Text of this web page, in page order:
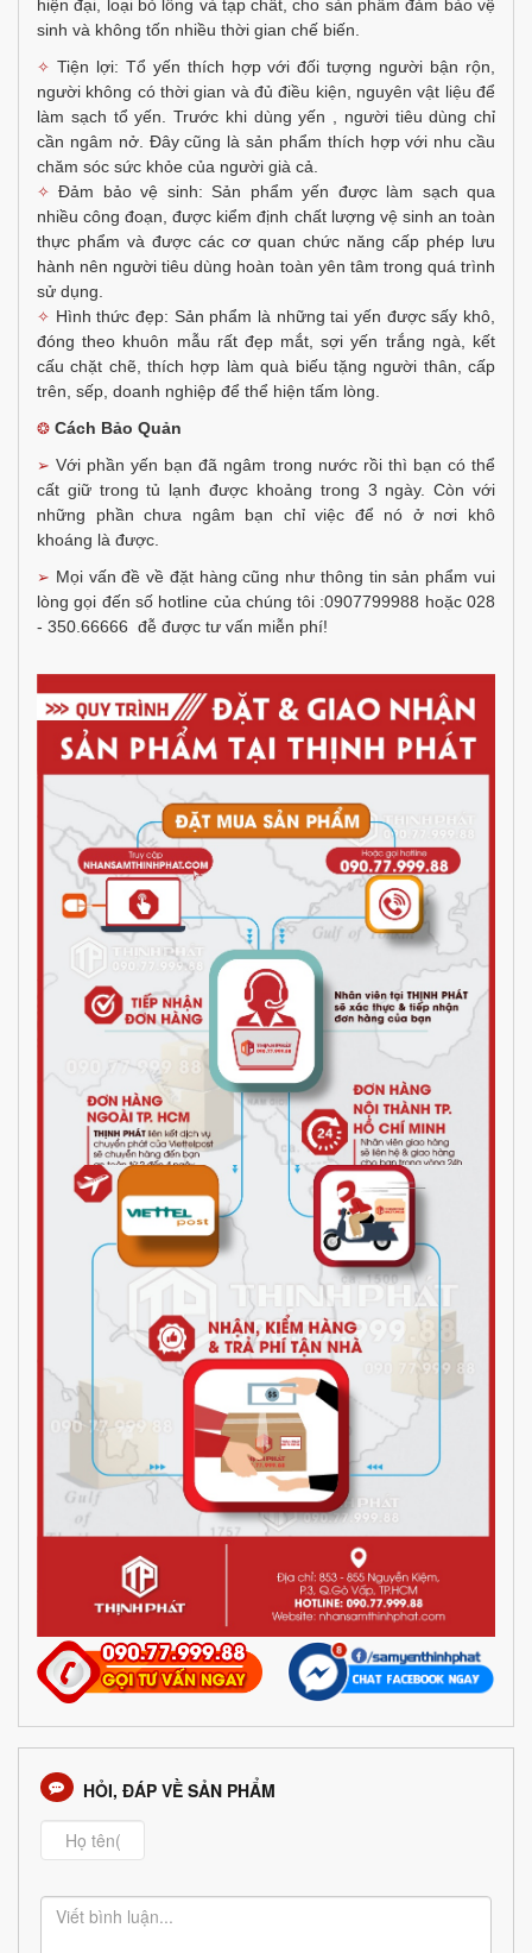
hiện đại, loại bỏ lông và tạp chất, cho sản phẩm đảm bảo vệ
sinh và không tốn nhiều thời gian chế biến.
✧ Tiện lợi: Tổ yến thích hợp với đối tượng người bận rộn,
người không có thời gian và đủ điều kiện, nguyên vật liệu để
làm sạch tổ yến. Trước khi dùng yến , người tiêu dùng chỉ
cần ngâm nở. Đây cũng là sản phẩm thích hợp với nhu cầu
chăm sóc sức khỏe của người già cả.
✧Đảm bảo vệ sinh: Sản phẩm yến được làm sạch qua
nhiều công đoạn, được kiểm định chất lượng vệ sinh an toàn
thực phẩm và được các cơ quan chức năng cấp phép lưu
hành nên người tiêu dùng hoàn toàn yên tâm trong quá trình
sử dụng.
✧ Hình thức đẹp: Sản phẩm là những tai yến được sấy khô,
đóng theo khuôn mẫu rất đẹp mắt, sợi yến trắng ngà, kết
cấu chặt chẽ, thích hợp làm quà biếu tặng người thân, cấp
trên, sếp, doanh nghiệp để thể hiện tấm lòng.
❂ Cách Bảo Quản
➢Với phần yến bạn đã ngâm trong nước rồi thì bạn có thể
cất giữ trong tủ lạnh được khoảng trong 3 ngày. Còn với
những phần chưa ngâm bạn chỉ việc để nó ở nơi khô
khoáng là được
➢ Mọi vấn đề về đặt hàng cũng như thông tin sản phẩm vui
lòng gọi đến số hotline của chúng tôi :0907799988 hoặc 028
- 350.66666 đễ được tư vấn miễn phí!
HỎI, ĐÁP VỀ SẢN PHẨM